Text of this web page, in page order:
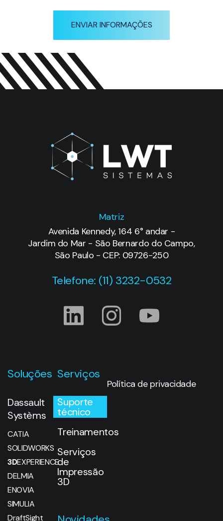
ENVIAR INFORMAÇÕES
Matriz
Avenida Kennedy, 164 6° andar -
Jardim do Mar - São Bernardo do Campo,
São Paulo - CEP: 09726-250
Telefone: (11) 3232-0532
Soluções
Dassault
Systèms
CATIA
SOLIDWORKS
3DEXPERIENCE
DELMIA
ENOVIA
SIMULIA
DraftSight
Serviços
Suporte
técnico
Treinamentos
Serviços
de
Impressão
3D
Política de privacidade